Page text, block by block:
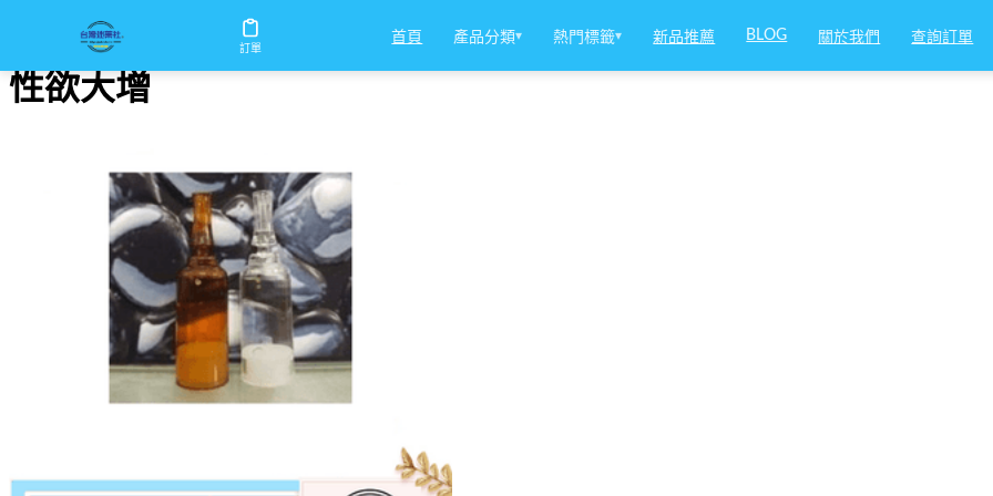
訂單
首頁 產品分類▾ 熱門標籤▾ 新品推薦 BLOG 關於我們 查詢訂單
性欲大增
性欲大增